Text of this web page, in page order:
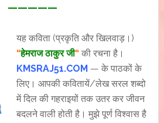
—————
यह कविता (प्रकृति और खिलवाड़।)
“हेमराज ठाकुर जी“की रचना है।
KMSRAJ51.COM— के पाठकों के
लिए। आपकी कवितायें/लेख सरल शब्दो
में दिल की गहराइयों तक उतर कर जीवन
बदलने वाली होती है। मुझे पूर्ण विश्वास है